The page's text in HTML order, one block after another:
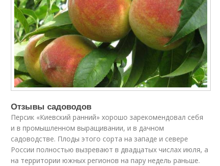
Отзывы садоводов
Персик «Киевский ранний» хорошо зарекомендовал себя
и в промышленном выращивании, и в дачном
садоводстве. Плоды этого сорта на западе и севере
России полностью вызревают в двадцатых числах июля, а
на территории южных регионов на пару недель раньше.